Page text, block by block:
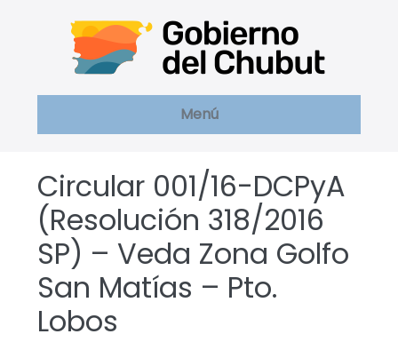
Menú
Circular 001/16-DCPyA
(Resolución 318/2016
SP) – Veda Zona Golfo
San Matías – Pto.
Lobos